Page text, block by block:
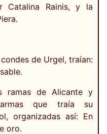
Catalina Rainis, y la
de Urgel, traían:
ramas de Alicante y
que traía su
organizadas así: En
oro.